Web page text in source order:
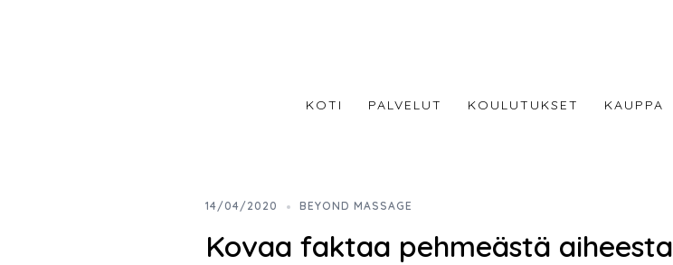
KOTI PALVELUT KOULUTUKSET KAUPPA
14/04/2020 BEYOND MASSAGE
Kovaa faktaa pehmeästä aiheesta